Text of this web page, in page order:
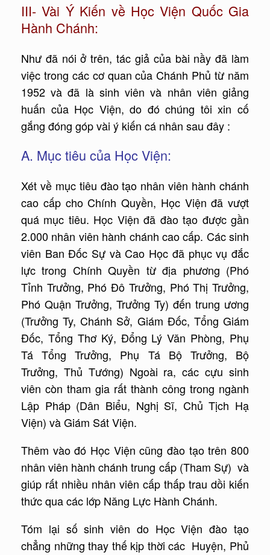
III- Vài Ý Kiến về Học Viện Quốc Gia
Hành Chánh:
Như đã nói ở trên, tác giả của bài nầy đã làm
việc trong các cơ quan của Chánh Phủ từ năm
1952 và đã là sinh viên và nhân viên giảng
huấn của Học Viện, do đó chúng tôi xin cố
gắng đóng góp vài ý kiến cá nhân sau đây :
A. Mục tiêu của Học Viện:
Xét về mục tiêu đào tạo nhân viên hành chánh
cao cấp cho Chính Quyền, Học Viện đã vượt
quá mục tiêu. Học Viện đã đào tạo được gần
2.000 nhân viên hành chánh cao cấp. Các sinh
viên Ban Đốc Sự và Cao Học đã phục vụ đắc
lực trong Chính Quyền từ địa phương (Phó
Tỉnh Trưởng, Phó Đô Trưởng, Phó Thị Trưởng,
Phó Quận Trưởng, Trưởng Ty) đến trung ương
(Trưởng Ty, Chánh Sở, Giám Đốc, Tổng Giám
Đốc, Tổng Thơ Ký, Đổng Lý Văn Phòng, Phụ
Tá Tổng Trưởng, Phụ Tá Bộ Trưởng, Bộ
Trưởng, Thủ Tướng) Ngoài ra, các cựu sinh
viên còn tham gia rất thành công trong ngành
Lập Pháp (Dân Biểu, Nghị Sĩ, Chủ Tịch Hạ
Viện) và Giám Sát Viện.
Thêm vào đó Học Viện cũng đào tạo trên 800
nhân viên hành chánh trung cấp (Tham Sự) và
giúp rất nhiều nhân viên cấp thấp trau dồi kiến
thức qua các lớp Năng Lực Hành Chánh.
Tóm lại số sinh viên do Học Viện đào tạo
chẳng những thay thế kịp thời các Huyện, Phủ